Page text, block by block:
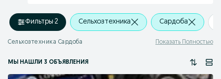
Фильтры·2 Сельхозтехника Сардоба
Сельхозтехника Сардоба Показать Полностью
МЫ НАШЛИ 3 ОБЪЯВЛЕНИЯ